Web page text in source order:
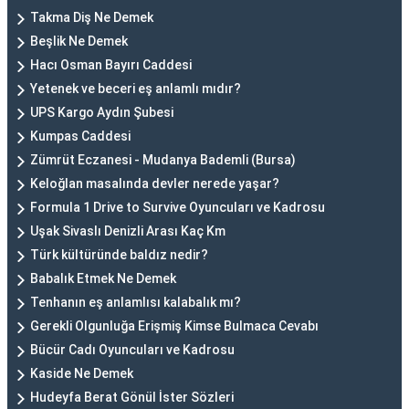
Takma Diş Ne Demek
Beşlik Ne Demek
Hacı Osman Bayırı Caddesi
Yetenek ve beceri eş anlamlı mıdır?
UPS Kargo Aydın Şubesi
Kumpas Caddesi
Zümrüt Eczanesi - Mudanya Bademli (Bursa)
Keloğlan masalında devler nerede yaşar?
Formula 1 Drive to Survive Oyuncuları ve Kadrosu
Uşak Sivaslı Denizli Arası Kaç Km
Türk kültüründe baldız nedir?
Babalık Etmek Ne Demek
Tenhanın eş anlamlısı kalabalık mı?
Gerekli Olgunluğa Erişmiş Kimse Bulmaca Cevabı
Bücür Cadı Oyuncuları ve Kadrosu
Kaside Ne Demek
Hudeyfa Berat Gönül İster Sözleri